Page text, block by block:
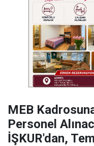
MEB
Personel
İŞKUR'dan,